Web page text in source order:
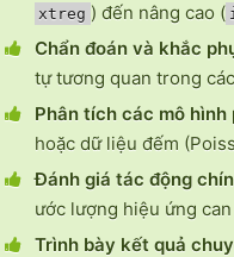
xtreg ) đến nâng cao (
Chẩn đoán và khắc
tự tương quan trong
Phân tích các mô hình
hoặc dữ liệu đếm
Đánh giá tác động
ước lượng hiệu ứng
Trình bày kết quả